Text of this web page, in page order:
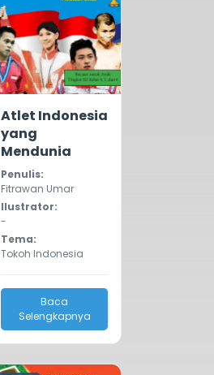
Atlet Indonesia
yang
Mendunia
Penulis:
Fitrawan Umar
Ilustrator:
-
Tema:
Tokoh Indonesia
Baca
Selengkapnya